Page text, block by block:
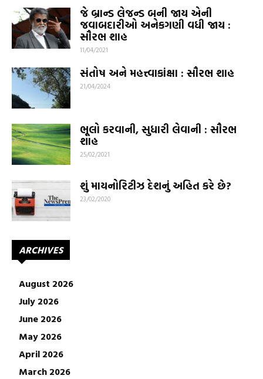
જે બ્રાન્ડ લેજન્ડ બની જાય એની
જવાબદારીઓ અનેકગણી વધી જાય :
સૌરભ શાહ
11/04/2021
સંતોષ અને મહત્ત્વાકાંક્ષા : સૌરભ શાહ
21/04/2024
ભૂલો કરવાની, સુધારી લેવાની : સૌરભ
શાહ
25/02/2021
શું માયનોરિટીઝ દેશનું અહિત કરે છે?
23/02/2020
ARCHIVES
August 2026
July 2026
June 2026
May 2026
April 2026
March 2026